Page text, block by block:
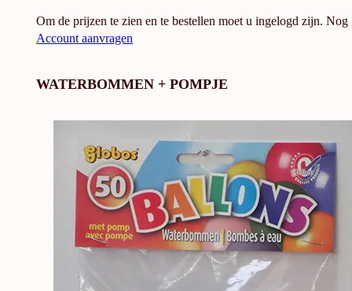
Om de prijzen te zien en te bestellen moet u ingelogd zijn. Nog
Account aanvragen
WATERBOMMEN + POMPJE